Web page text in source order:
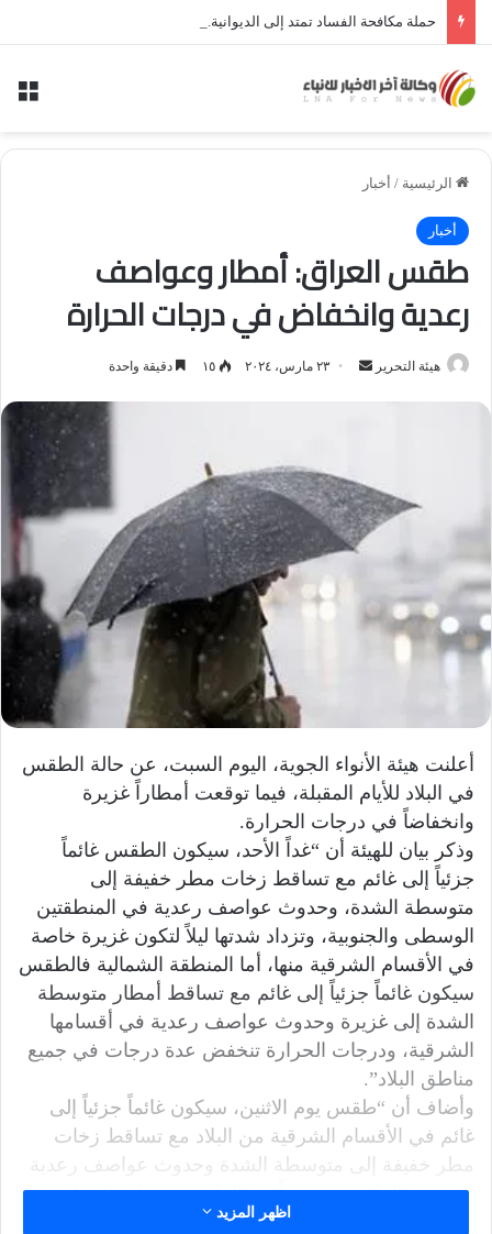
الرئيسية / أخبار
أخبار
طقس العراق: أمطار وعواصف
رعدية وانخفاض في درجات الحرارة
هيئة التحرير
أرسل ٢٣ مارس، ٢٠٢٤ ١٥ دقيقة واحدة
أعلنت هيئة الأنواء الجوية، اليوم السبت، عن حالة الطقس
في البلاد للأيام المقبلة، فيما توقعت أمطاراً غزيرة
وانخفاضاً في درجات الحرارة.
وذكر بيان للهيئة أن “غداً الأحد، سيكون الطقس غائماً
جزئياً إلى غائم مع تساقط زخات مطر خفيفة إلى
متوسطة الشدة، وحدوث عواصف رعدية في المنطقتين
الوسطى والجنوبية، وتزداد شدتها ليلاً لتكون غزيرة خاصة
في الأقسام الشرقية منها، أما المنطقة الشمالية فالطقس
سيكون غائماً جزئياً إلى غائم مع تساقط أمطار متوسطة
الشدة إلى غزيرة وحدوث عواصف رعدية في أقسامها
الشرقية، ودرجات الحرارة تنخفض عدة درجات في جميع
مناطق البلاد”.
وأضاف أن “طقس يوم الاثنين، سيكون غائماً جزئياً إلى
غائم في الأقسام الشرقية من البلاد مع تساقط زخات
مطر خفيفة إلى متوسطة الشدة وحدوث عواصف رعدية
ويتحسن الطقس تدريجياً بعد الظهر، ودرجات الحرارة
مقاربة لليوم السابق في جميع مناطق البلاد”.
اظهر المزيد